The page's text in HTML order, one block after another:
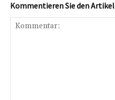
Kommentieren Sie den Artikel